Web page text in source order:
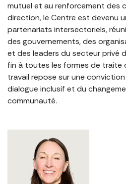
mutuel et au renforcement des
direction, le Centre est devenu
partenariats intersectoriels,
des gouvernements, des
et des leaders du secteur privé
fin à toutes les formes de traite
travail repose sur une
dialogue inclusif et du
communauté.